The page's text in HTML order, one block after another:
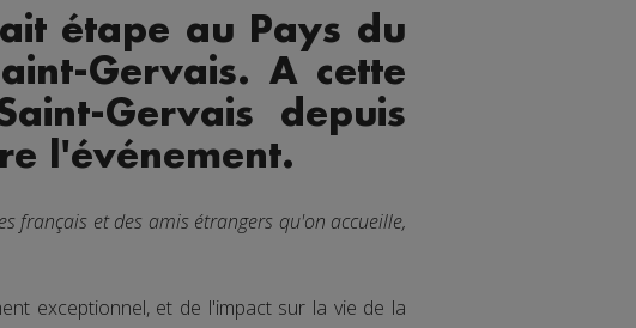
étape au Pays du
Gervais. A cette
Gervais depuis
l'événement.
français et des amis étrangers qu'on accueille,
exceptionnel, et de l'impact sur la vie de la